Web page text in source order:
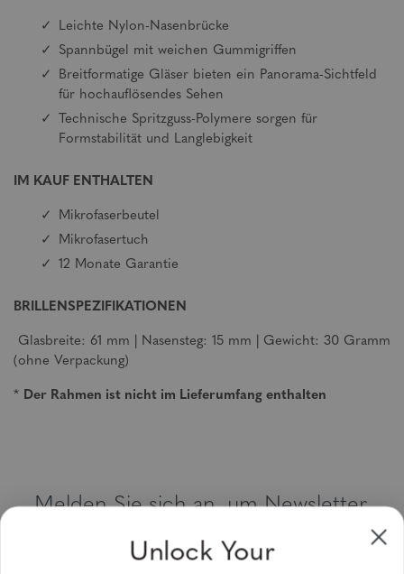
Leichte Nylon-Nasenbrücke
Spannbügel mit weichen Gummigriffen
Breitformatige Gläser bieten ein Panorama-Sichtfeld
für hochauflösendes Sehen
Technische Spritzguss-Polymere sorgen für
Formstabilität und Langlebigkeit
IM KAUF ENTHALTEN
Mikrofaserbeutel
Mikrofasertuch
12 Monate Garantie
BRILLENSPEZIFIKATIONEN
Glasbreite: 61 mm | Nasensteg: 15 mm | Gewicht: 30 Gramm
(ohne Verpackung)
* Der Rahmen ist nicht im Lieferumfang enthalten
Melden Sie sich an, um Newsletter,
Sonderangebote und Gutscheine zu
erhalten
Unlock Your